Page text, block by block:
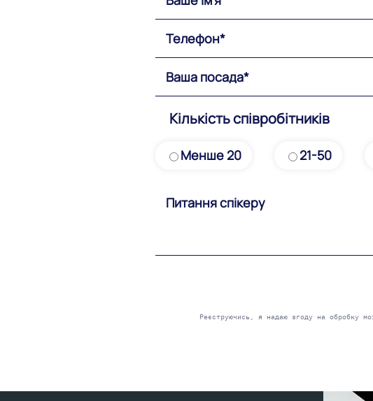
Кількість співробітників
Менше 20 21-50
Реєструючись, я надаю згоду на обробку